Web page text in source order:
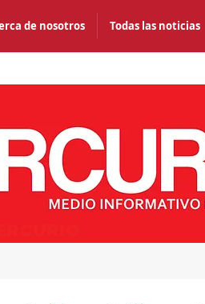
de nosotros Todas las noticias